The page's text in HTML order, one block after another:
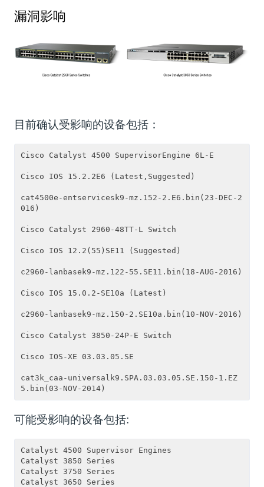
漏洞影响
目前确认受影响的设备包括：
Cisco Catalyst 4500 SupervisorEngine 6L-E
Cisco IOS 15.2.2E6 (Latest,Suggested)
cat4500e-entservicesk9-mz.152-2.E6.bin(23-DEC-2
016)
Cisco Catalyst 2960-48TT-L Switch
Cisco IOS 12.2(55)SE11 (Suggested)
c2960-lanbasek9-mz.122-55.SE11.bin(18-AUG-2016)
Cisco IOS 15.0.2-SE10a (Latest)
c2960-lanbasek9-mz.150-2.SE10a.bin(10-NOV-2016)
Cisco Catalyst 3850-24P-E Switch
Cisco IOS-XE 03.03.05.SE
cat3k_caa-universalk9.SPA.03.03.05.SE.150-1.EZ
5.bin(03-NOV-2014)
可能受影响的设备包括:
Catalyst 4500 Supervisor Engines
Catalyst 3850 Series
Catalyst 3750 Series
Catalyst 3650 Series